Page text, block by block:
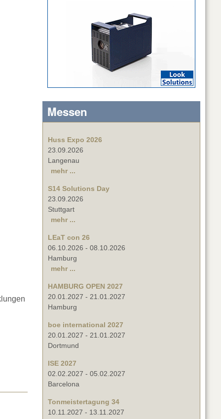
Messen
Huss Expo 2026
23.09.2026
Langenau
mehr ...
S14 Solutions Day
23.09.2026
Stuttgart
mehr ...
LEaT con 26
06.10.2026 - 08.10.2026
Hamburg
mehr ...
HAMBURG OPEN 2027
20.01.2027 - 21.01.2027
Hamburg
boe international 2027
20.01.2027 - 21.01.2027
Dortmund
ISE 2027
02.02.2027 - 05.02.2027
Barcelona
Tonmeistertagung 34
10.11.2027 - 13.11.2027